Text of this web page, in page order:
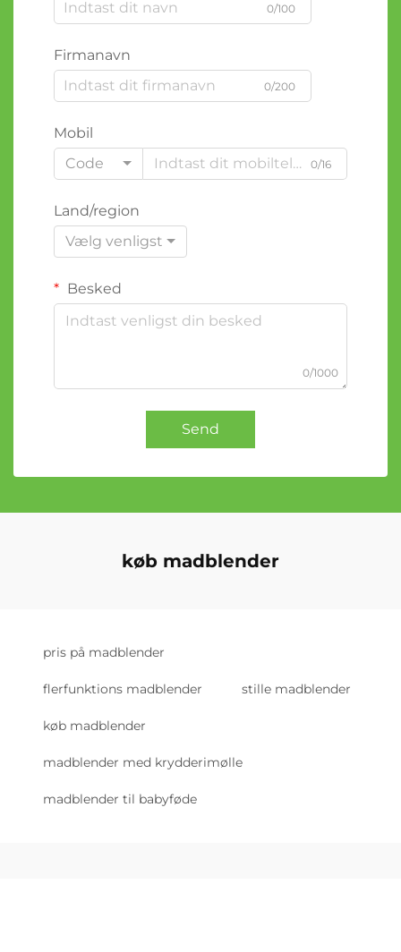
0/100
Firmanavn
0/200
Mobil
Code
0/16
Land/region
Vælg venligst
Besked
0/1000
Send
køb madblender
pris på madblender
flerfunktions madblender stille madblender
køb madblender
madblender med krydderimølle
madblender til babyføde